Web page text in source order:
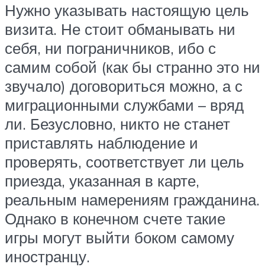
Нужно указывать настоящую цель
визита. Не стоит обманывать ни
себя, ни пограничников, ибо с
самим собой (как бы странно это ни
звучало) договориться можно, а с
миграционными службами – вряд
ли. Безусловно, никто не станет
приставлять наблюдение и
проверять, соответствует ли цель
приезда, указанная в карте,
реальным намерениям гражданина.
Однако в конечном счете такие
игры могут выйти боком самому
иностранцу.